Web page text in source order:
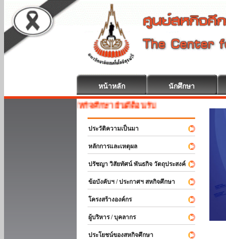
หน้าหลัก นักศึกษา
สหกิจศึกษา ยินดีต้อนรับ
ประวัติความเป็นมา
หลักการและเหตุผล
ปรัชญา วิสัยทัศน์ พันธกิจ วัตถุประสงค์
ข้อบังคับฯ / ประกาศฯ สหกิจศึกษา
โครงสร้างองค์กร
ผู้บริหาร / บุคลากร
ประโยชน์ของสหกิจศึกษา